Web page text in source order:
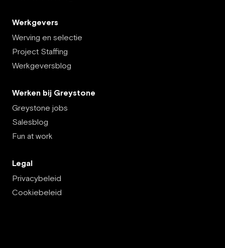
Werkgevers
Werving en selectie
Project Staffing
Werkgeversblog
Werken bij Greystone
Greystone jobs
Salesblog
Fun at work
Legal
Privacybeleid
Cookiebeleid